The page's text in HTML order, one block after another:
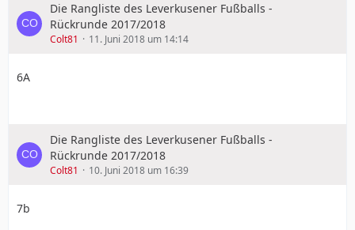
Die Rangliste des Leverkusener Fußballs -
Rückrunde 2017/2018
Colt81 11. Juni 2018 um 14:14
6A
Die Rangliste des Leverkusener Fußballs -
Rückrunde 2017/2018
Colt81 10. Juni 2018 um 16:39
7b